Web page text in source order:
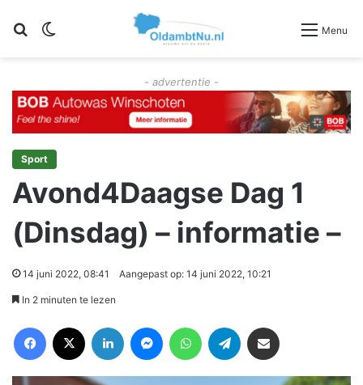
Zoeken Menu
- advertentie -
Sport
Avond4Daagse Dag 1
(Dinsdag) – informatie –
14 juni 2022, 08:41 Aangepast op: 14 juni 2022, 10:21
In 2 minuten te lezen